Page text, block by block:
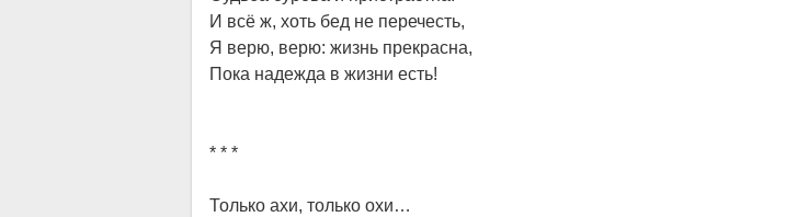
И всё ж, хоть бед не перечесть,
Я верю, верю: жизнь прекрасна,
Пока надежда в жизни есть!
* * *
Только ахи, только охи…